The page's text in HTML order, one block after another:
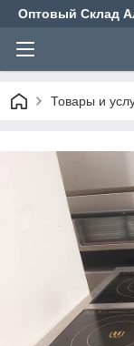
Оптовый Склад
Товары и